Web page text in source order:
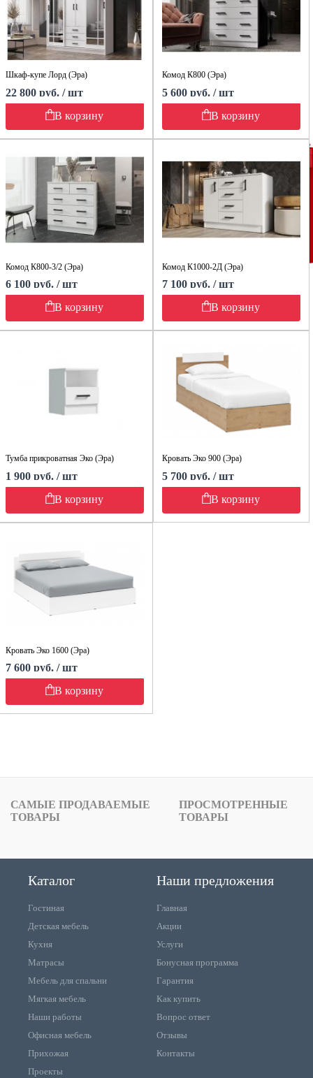
Шкаф-купе Лорд (Эра)
22 800 руб. / шт
В корзину
Комод К800 (Эра)
5 600 руб. / шт
В корзину
Комод К800-3/2 (Эра)
6 100 руб. / шт
В корзину
Комод К1000-2Д (Эра)
7 100 руб. / шт
В корзину
Тумба прикроватная Эко (Эра)
1 900 руб. / шт
В корзину
Кровать Эко 900 (Эра)
5 700 руб. / шт
В корзину
Кровать Эко 1600 (Эра)
7 600 руб. / шт
В корзину
САМЫЕ ПРОДАВАЕМЫЕ
ТОВАРЫ
ПРОСМОТРЕННЫЕ
ТОВАРЫ
Каталог
Гостиная
Детская мебель
Кухня
Матрасы
Мебель для спальни
Мягкая мебель
Наши работы
Офисная мебель
Прихожая
Проекты
Наши предложения
Главная
Акции
Услуги
Бонусная программа
Гарантия
Как купить
Вопрос ответ
Отзывы
Контакты